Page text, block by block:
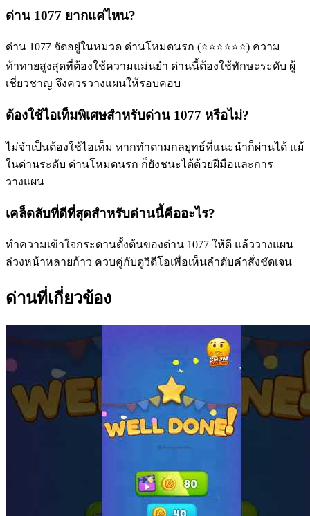
ด่าน 1077 ยากแค่ไหน?
ด่าน 1077 จัดอยู่ในหมวด ด่านโหมดนรก (⭐⭐⭐⭐⭐⭐) ความ
ท้าทายสูงสุดที่ต้องใช้ความแม่นยำ ด่านนี้ต้องใช้ทักษะระดับ ผู้
เชี่ยวชาญ จึงควรวางแผนให้รอบคอบ
ต้องใช้ไอเท็มพิเศษสำหรับด่าน 1077 หรือไม่?
ไม่จำเป็นต้องใช้ไอเท็ม หากทำตามกลยุทธ์ที่แนะนำก็ผ่านได้ แม้
ในด่านระดับ ด่านโหมดนรก ก็ยังชนะได้ด้วยฝีมือและการ
วางแผน
เคล็ดลับที่ดีที่สุดสำหรับด่านนี้คืออะไร?
ทำความเข้าใจกระดานตั้งต้นของด่าน 1077 ให้ดี แล้ววางแผน
ล่วงหน้าหลายก้าว ควบคู่กับดูวิดีโอเพื่อเห็นลำดับคำสั่งชัดเจน
ด่านที่เกี่ยวข้อง